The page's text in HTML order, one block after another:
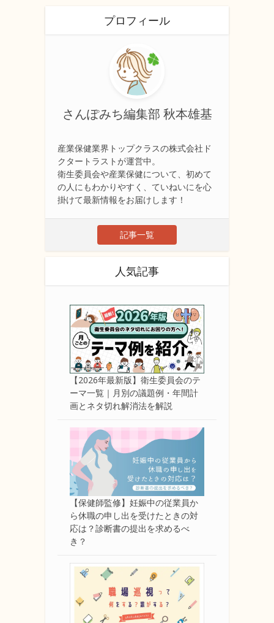
プロフィール
さんぽみち編集部 秋本雄基
産業保健業界トップクラスの株式会社ド
クタートラストが運営中。
衛生委員会や産業保健について、初めて
の人にもわかりやすく、ていねいにを心
掛けて最新情報をお届けします！
記事一覧
人気記事
【2026年最新版】衛生委員会のテ
ーマ一覧｜月別の議題例・年間計
画とネタ切れ解消法を解説
【保健師監修】妊娠中の従業員か
ら休職の申し出を受けたときの対
応は？診断書の提出を求めるべ
き？